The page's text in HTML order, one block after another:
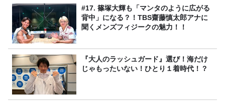
～』8/9（日）16時放送#17. 篠塚大輝も「マンタのように広がる
背中」になる？！TBS齋藤慎太郎アナに
聞くメンズフィジークの魅力！！
『大人のラッシュガード』選び！海だけ
じゃもったいない！ひとり１着時代！？